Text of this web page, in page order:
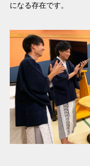
になる存在です。